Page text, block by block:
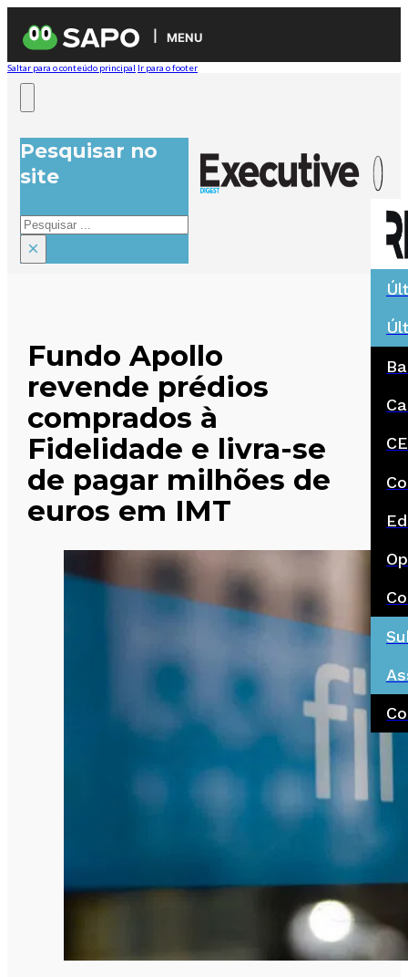
MENU
Saltar para o conteúdo principal Ir para o footer
Pesquisar no
site
Pesquisar
×
Fundo Apollo
revende prédios
comprados à
Fidelidade e livra-se
de pagar milhões de
euros em IMT